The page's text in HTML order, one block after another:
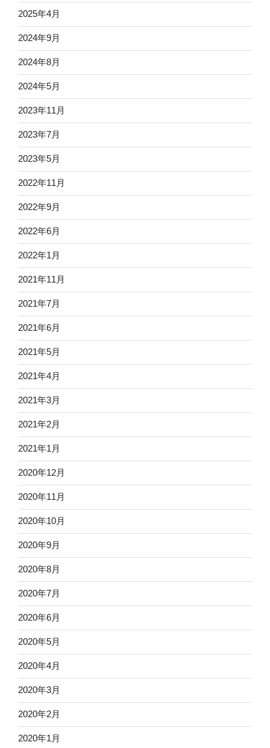
2025年4月
2024年9月
2024年8月
2024年5月
2023年11月
2023年7月
2023年5月
2022年11月
2022年9月
2022年6月
2022年1月
2021年11月
2021年7月
2021年6月
2021年5月
2021年4月
2021年3月
2021年2月
2021年1月
2020年12月
2020年11月
2020年10月
2020年9月
2020年8月
2020年7月
2020年6月
2020年5月
2020年4月
2020年3月
2020年2月
2020年1月